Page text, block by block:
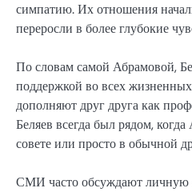
симпатию. Их отношения
переросли в более глубокие
По словам самой Абрамовой,
поддержкой во всех
дополняют друг друга как
Беляев всегда был рядом,
совете или просто в обычной
СМИ часто обсуждают личную